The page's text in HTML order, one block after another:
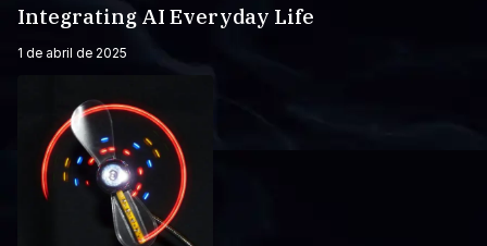
Integrating AI Everyday Life
1 de abril de 2025